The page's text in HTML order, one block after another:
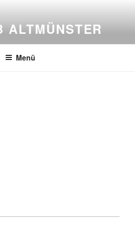
ALTMÜNSTER
Menü